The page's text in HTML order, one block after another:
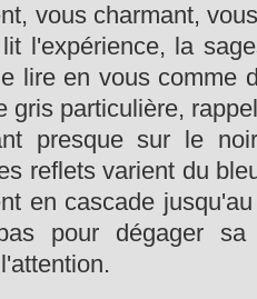
vous charmant,
l'expérience, la
lire en vous comme
gris particulière,
presque sur le
reflets varient du
en cascade
pour dégager sa